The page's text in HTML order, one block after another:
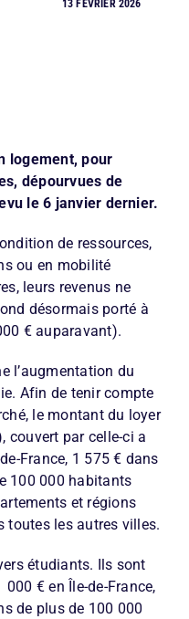
13 FÉVRIER 2026
logement, pour
dépourvues de
le 6 janvier dernier.
de ressources,
ou en mobilité
leurs revenus ne
désormais porté à
€ auparavant).
l’augmentation du
Afin de tenir compte
le montant du loyer
couvert par celle-ci a
France, 1 575 € dans
100 000 habitants
et régions
toutes les autres villes.
étudiants. Ils sont
€ en Île-de-France,
de plus de 100 000